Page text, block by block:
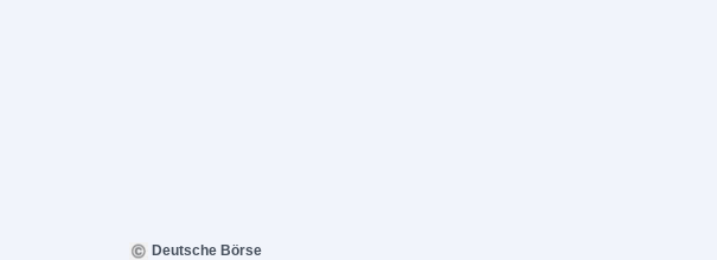
Deutsche Börse